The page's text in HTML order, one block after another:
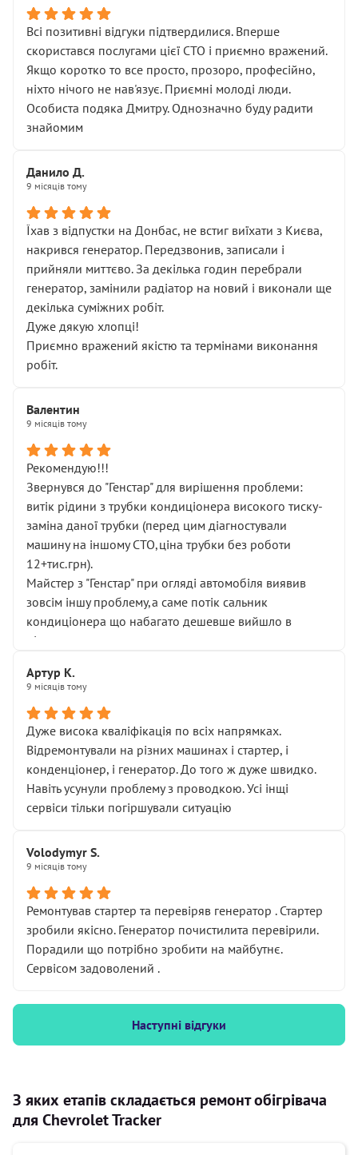
Всі позитивні відгуки підтвердилися. Вперше
скористався послугами цієї СТО і приємно вражений.
Якщо коротко то все просто, прозоро, професійно,
ніхто нічого не нав'язує. Приємні молоді люди.
Особиста подяка Дмитру. Однозначно буду радити
знайомим
Данило Д.
9 місяців тому
Їхав з відпустки на Донбас, не встиг виїхати з Києва,
накрився генератор. Передзвонив, записали і
прийняли миттєво. За декілька годин перебрали
генератор, замінили радіатор на новий і виконали ще
декілька суміжних робіт.
Дуже дякую хлопці!
Приємно вражений якістю та термінами виконання
робіт.
Валентин
9 місяців тому
Рекомендую!!!
Звернувся до "Генстар" для вирішення проблеми:
витік рідини з трубки кондиціонера високого тиску-
заміна даної трубки (перед цим діагностували
машину на іншому СТО,ціна трубки без роботи
12+тис.грн).
Майстер з "Генстар" при огляді автомобіля виявив
зовсім іншу проблему,а саме потік сальник
кондиціонера що набагато дешевше вийшло в
підсумку.
Артур К.
9 місяців тому
Дуже висока кваліфікація по всіх напрямках.
Відремонтували на різних машинах і стартер, і
конденціонер, і генератор. До того ж дуже швидко.
Навіть усунули проблему з проводкою. Усі інщі
сервіси тільки погіршували ситуацію
Volodymyr S.
9 місяців тому
Ремонтував стартер та перевіряв генератор . Стартер
зробили якісно. Генератор почистилита перевірили.
Порадили що потрібно зробити на майбутнє.
Сервісом задоволений .
Наступні відгуки
З яких етапів складається ремонт обігрівача
для Chevrolet Tracker